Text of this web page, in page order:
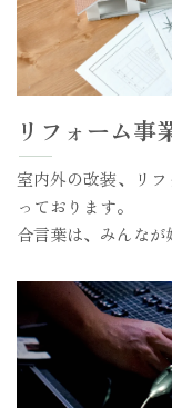
リフォーム事
室内外の改装、リ
っております。
合言葉は、みんなが